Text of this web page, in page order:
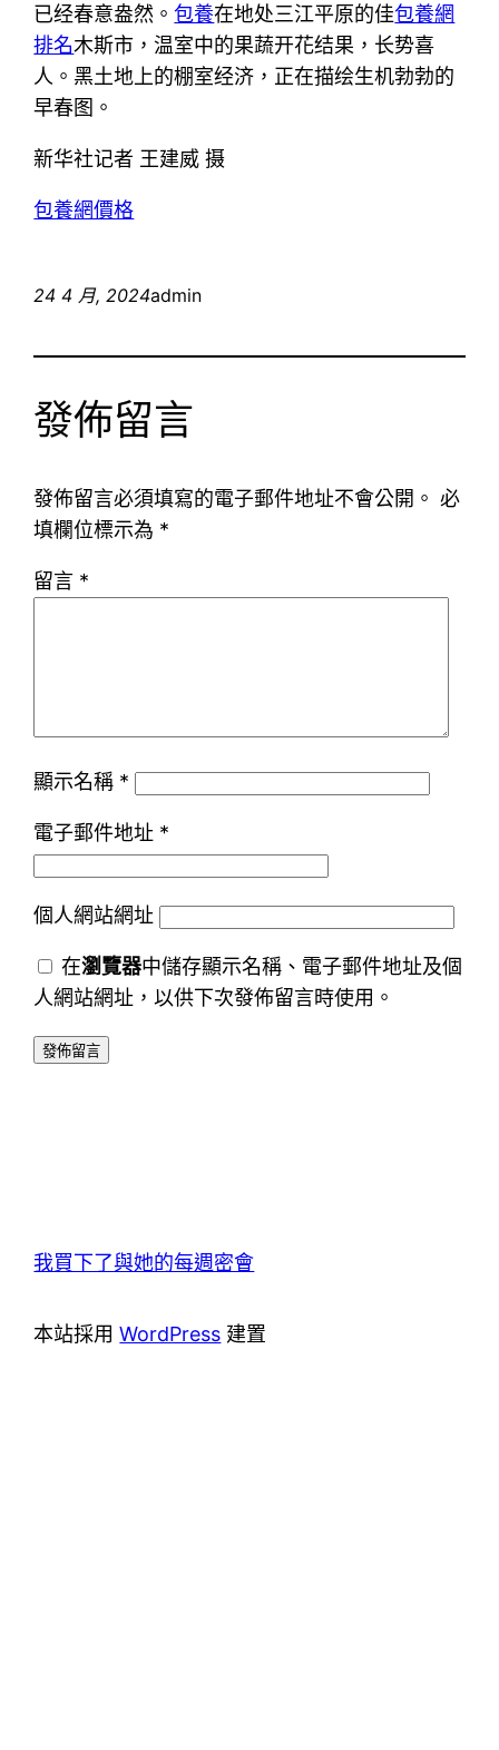
已经春意盎然。包養在地处三江平原的佳包養網
排名木斯市，温室中的果蔬开花结果，长势喜
人。黑土地上的棚室经济，正在描绘生机勃勃的
早春图。
新华社记者 王建威 摄
包養網價格
24 4 月, 2024admin
發佈留言
發佈留言必須填寫的電子郵件地址不會公開。 必
填欄位標示為 *
留言 *
顯示名稱 *
電子郵件地址 *
個人網站網址
在瀏覽器中儲存顯示名稱、電子郵件地址及個
人網站網址，以供下次發佈留言時使用。
我買下了與她的每週密會
本站採用WordPress 建置